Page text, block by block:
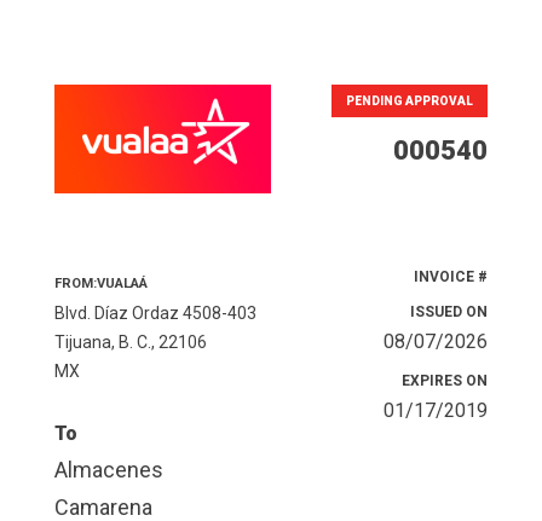
PENDING APPROVAL
000540
FROM:VUALAÁ
Blvd. Díaz Ordaz 4508-403
Tijuana, B. C., 22106
MX
To
Almacenes
Camarena
INVOICE #
ISSUED ON
08/07/2026
EXPIRES ON
01/17/2019